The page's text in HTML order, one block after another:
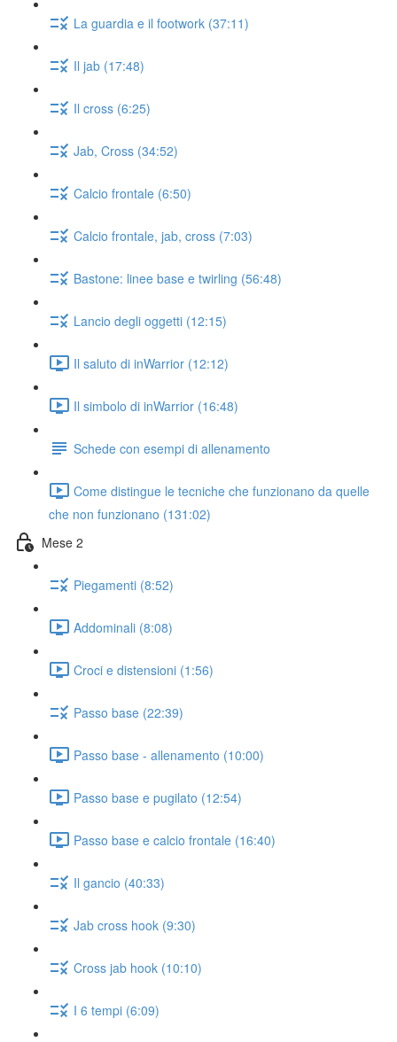
La guardia e il footwork (37:11)
Il jab (17:48)
Il cross (6:25)
Jab, Cross (34:52)
Calcio frontale (6:50)
Calcio frontale, jab, cross (7:03)
Bastone: linee base e twirling (56:48)
Lancio degli oggetti (12:15)
Il saluto di inWarrior (12:12)
Il simbolo di inWarrior (16:48)
Schede con esempi di allenamento
Come distingue le tecniche che funzionano da quelle
che non funzionano (131:02)
Mese 2
Piegamenti (8:52)
Addominali (8:08)
Croci e distensioni (1:56)
Passo base (22:39)
Passo base - allenamento (10:00)
Passo base e pugilato (12:54)
Passo base e calcio frontale (16:40)
Il gancio (40:33)
Jab cross hook (9:30)
Cross jab hook (10:10)
I 6 tempi (6:09)